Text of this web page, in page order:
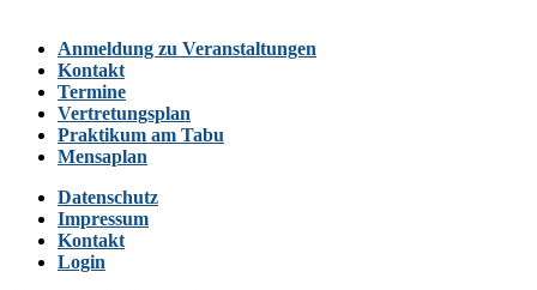
Anmeldung zu Veranstaltungen
Kontakt
Termine
Vertretungsplan
Praktikum am Tabu
Mensaplan
Datenschutz
Impressum
Kontakt
Login